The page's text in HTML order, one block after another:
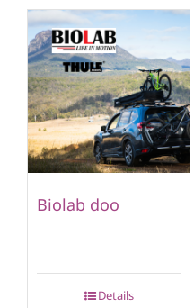
Biolab doo
Details